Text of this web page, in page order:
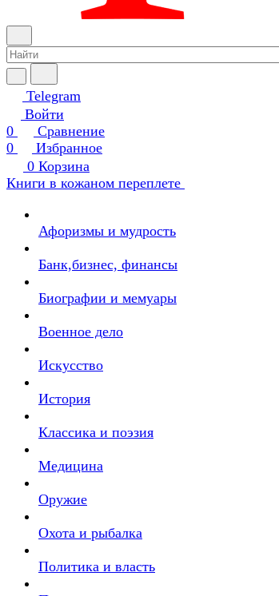
Telegram
Войти
0
Сравнение
0
Избранное
0 Корзина
Книги в кожаном переплете
Афоризмы и мудрость
Банк,бизнес, финансы
Биографии и мемуары
Военное дело
Искусство
История
Классика и поэзия
Медицина
Оружие
Охота и рыбалка
Политика и власть